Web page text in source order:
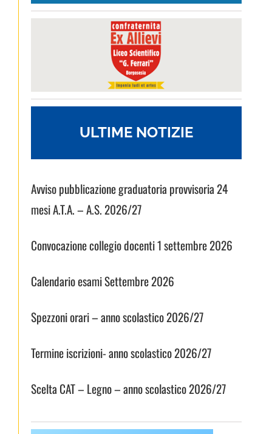
ULTIME NOTIZIE
Avviso pubblicazione graduatoria provvisoria 24
mesi A.T.A. – A.S. 2026/27
Convocazione collegio docenti 1 settembre 2026
Calendario esami Settembre 2026
Spezzoni orari – anno scolastico 2026/27
Termine iscrizioni- anno scolastico 2026/27
Scelta CAT – Legno – anno scolastico 2026/27